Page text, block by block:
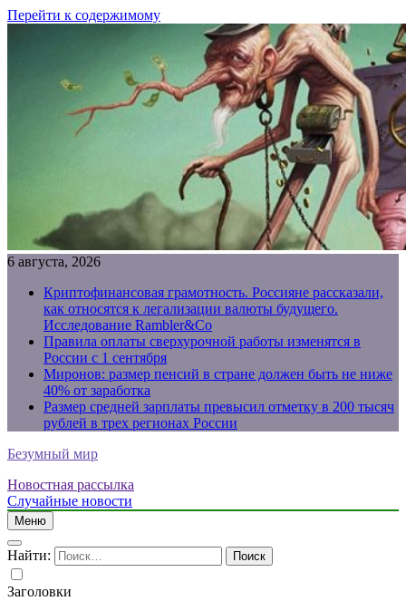
Перейти к содержимому
6 августа, 2026
Криптофинансовая грамотность. Россияне рассказали,
как относятся к легализации валюты будущего.
Исследование Rambler&Co
Правила оплаты сверхурочной работы изменятся в
России с 1 сентября
Миронов: размер пенсий в стране должен быть не ниже
40% от заработка
Размер средней зарплаты превысил отметку в 200 тысяч
рублей в трех регионах России
Безумный мир
Новостная рассылка
Случайные новости
Меню
Найти:
Заголовки